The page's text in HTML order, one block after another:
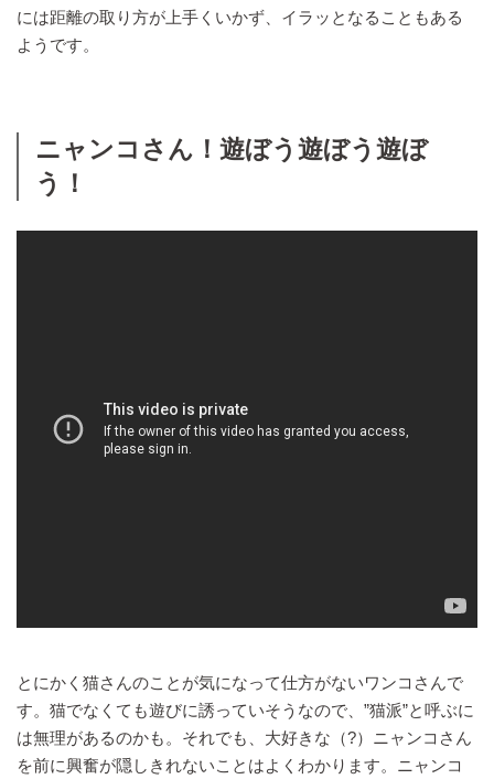
には距離の取り方が上手くいかず、イラッとなることもある
ようです。
ニャンコさん！遊ぼう遊ぼう遊ぼ
う！
とにかく猫さんのことが気になって仕方がないワンコさんで
す。猫でなくても遊びに誘っていそうなので、”猫派”と呼ぶに
は無理があるのかも。それでも、大好きな（?）ニャンコさん
を前に興奮が隠しきれないことはよくわかります。ニャンコ